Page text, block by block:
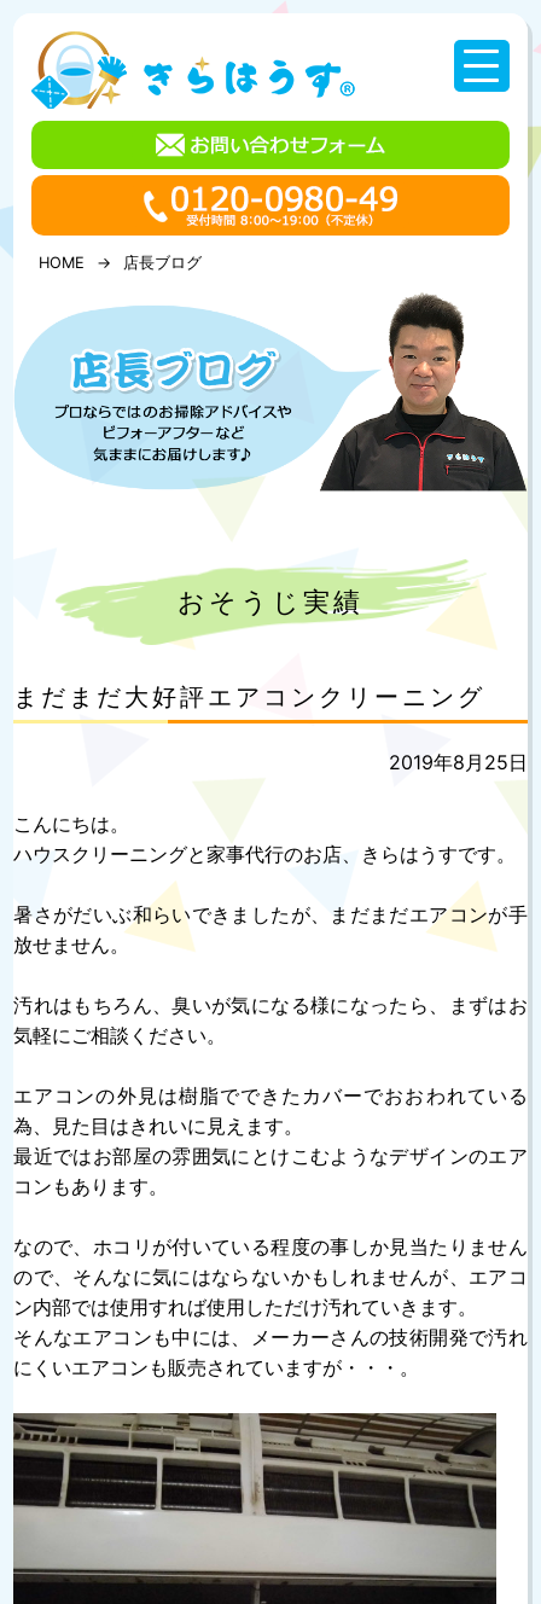
プ
HOME 店長ブログ
おそうじ実績
まだまだ大好評エアコンクリーニング
投
2019年8月25日
こんにちは。
ハウスクリーニングと家事代行のお店、きらはうすです。
暑さがだいぶ和らいできましたが、まだまだエアコンが手
放せません。
汚れはもちろん、臭いが気になる様になったら、まずはお
気軽にご相談ください。
エアコンの外見は樹脂でできたカバーでおおわれている
為、見た目はきれいに見えます。
最近ではお部屋の雰囲気にとけこむようなデザインのエア
コンもあります。
なので、ホコリが付いている程度の事しか見当たりません
ので、そんなに気にはならないかもしれませんが、エアコ
ン内部では使用すれば使用しただけ汚れていきます。
そんなエアコンも中には、メーカーさんの技術開発で汚れ
にくいエアコンも販売されていますが・・・。